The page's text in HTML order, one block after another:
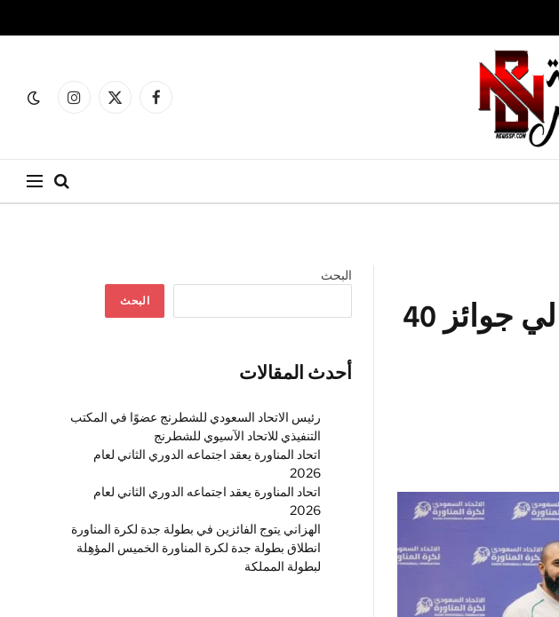
فيسبوكX
الانستغرام
تتويج الفائزين ببطولة جدة لكرة المناورة بإجمالي جوائز 40
البحث
البحث
أحدث المقالات
رئيس الاتحاد السعودي للشطرنج عضوًا في المكتب
التنفيذي للاتحاد الآسيوي للشطرنج
اتحاد المناورة يعقد اجتماعه الدوري الثاني لعام
2026
اتحاد المناورة يعقد اجتماعه الدوري الثاني لعام
2026
الهزاني يتوج الفائزين في بطولة جدة لكرة المناورة
انطلاق بطولة جدة لكرة المناورة الخميس المؤهِلة
لبطولة المملكة